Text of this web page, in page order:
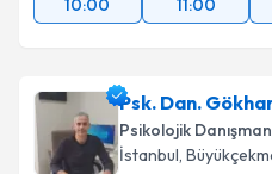
10:00 11:00
Psk. Dan.
Psikolojik Danışman
İstanbul,